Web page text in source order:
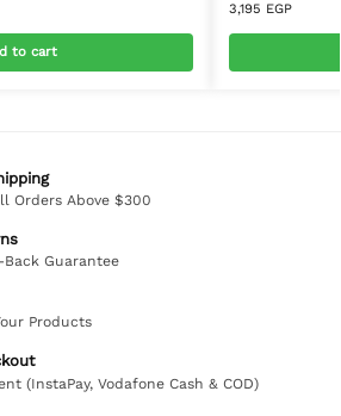
to cart
3,195 EGP
Orders Above $300
Back Guarantee
Products
(InstaPay, Vodafone Cash & COD)